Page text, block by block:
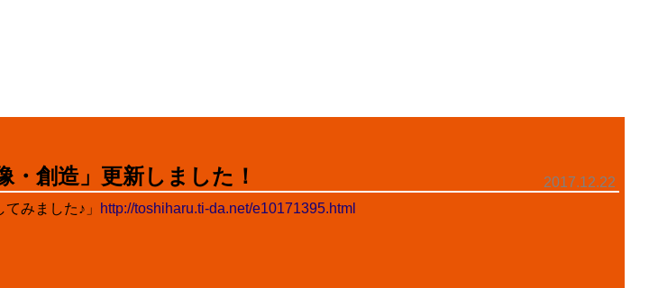
・創造」更新しました！
2017.12.22
みました♪」
http://toshiharu.ti-da.net/e10171395.html